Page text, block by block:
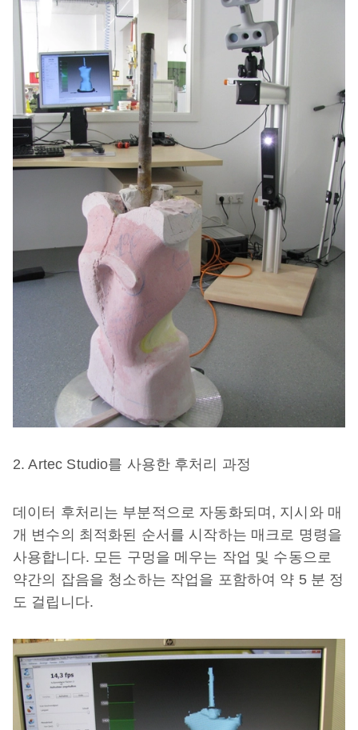
2. Artec Studio를 사용한 후처리 과정
데이터 후처리는 부분적으로 자동화되며, 지시와 매
개 변수의 최적화된 순서를 시작하는 매크로 명령을
사용합니다. 모든 구멍을 메우는 작업 및 수동으로
약간의 잡음을 청소하는 작업을 포함하여 약 5 분 정
도 걸립니다.